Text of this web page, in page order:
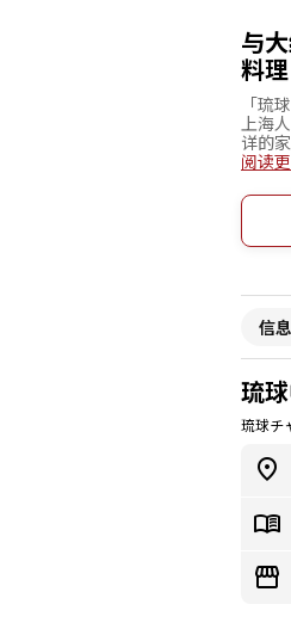
与
料理
「琉
上海
详的
肉」
味”搭
阅读
信息
琉
琉球チ